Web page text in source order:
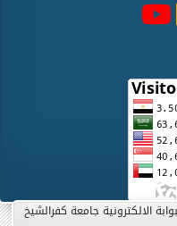
الالكترونية جامعة كفرالشيخ